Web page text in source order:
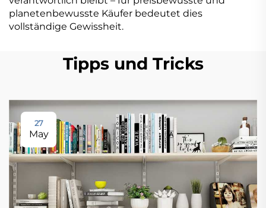
planetenbewusste Käufer bedeutet dies
vollständige Gewissheit.
Tipps und Tricks
27
May